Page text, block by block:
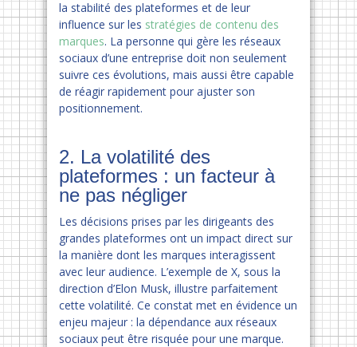
la stabilité des plateformes et de leur
influence sur les stratégies de contenu des
marques. La personne qui gère les réseaux
sociaux d’une entreprise doit non seulement
suivre ces évolutions, mais aussi être capable
de réagir rapidement pour ajuster son
positionnement.
2. La volatilité des
plateformes : un facteur à
ne pas négliger
Les décisions prises par les dirigeants des
grandes plateformes ont un impact direct sur
la manière dont les marques interagissent
avec leur audience. L’exemple de X, sous la
direction d’Elon Musk, illustre parfaitement
cette volatilité. Ce constat met en évidence un
enjeu majeur : la dépendance aux réseaux
sociaux peut être risquée pour une marque.